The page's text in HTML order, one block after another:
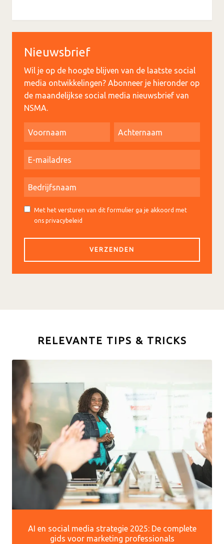
Nieuwsbrief
Wil je op de hoogte blijven van de laatste social
media ontwikkelingen? Abonneer je hieronder op
de maandelijkse social media nieuwsbrief van
NSMA.
Met het versturen van dit formulier ga je akkoord met
ons privacybeleid
RELEVANTE TIPS & TRICKS
AI en social media strategie 2025: De complete
gids voor marketing professionals